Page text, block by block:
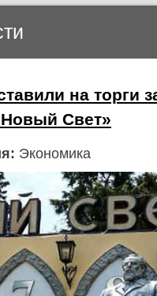
на торги
Свет»
Экономика